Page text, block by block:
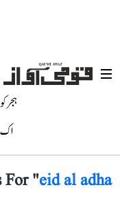
ہجر
اک
For "eid al adha